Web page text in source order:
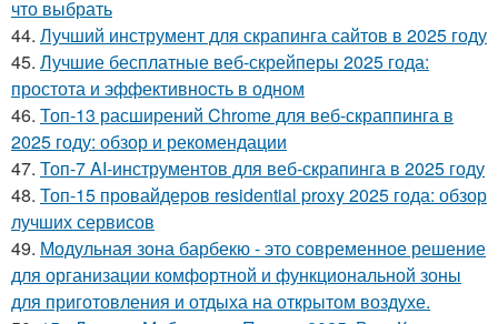
что выбрать
44. Лучший инструмент для скрапинга сайтов в 2025 году
45. Лучшие бесплатные веб-скрейперы 2025 года:
простота и эффективность в одном
46. Топ-13 расширений Chrome для веб-скраппинга в
2025 году: обзор и рекомендации
47. Топ-7 AI-инструментов для веб-скрапинга в 2025 году
48. Топ-15 провайдеров residential proxy 2025 года: обзор
лучших сервисов
49. Модульная зона барбекю - это современное решение
для организации комфортной и функциональной зоны
для приготовления и отдыха на открытом воздухе.